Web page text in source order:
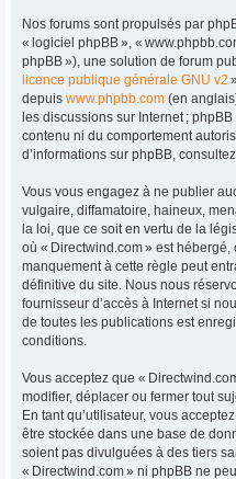
Nos forums sont propulsés par
« logiciel phpBB », «
phpBB »), une solution de forum
licence publique générale GNU v2
depuis www.phpbb.com (en
les discussions sur Internet ;
contenu ni du comportement
d’informations sur phpBB,
Vous vous engagez à ne publier
vulgaire, diffamatoire, haineux,
la loi, que ce soit en vertu de la
où « Directwind.com » est
manquement à cette règle peut
définitive du site. Nous nous
fournisseur d’accès à Internet si
de toutes les publications est
conditions.
Vous acceptez que «
modifier, déplacer ou fermer tout
En tant qu’utilisateur, vous
être stockée dans une base de
soient pas divulguées à des tiers
« Directwind.com » ni phpBB ne